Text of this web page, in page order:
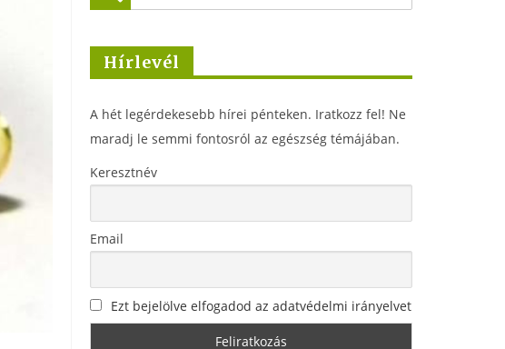
Hírlevél
A hét legérdekesebb hírei pénteken. Iratkozz fel! Ne
maradj le semmi fontosról az egészség témájában.
Keresztnév
Email
Ezt bejelölve elfogadod az adatvédelmi irányelvet